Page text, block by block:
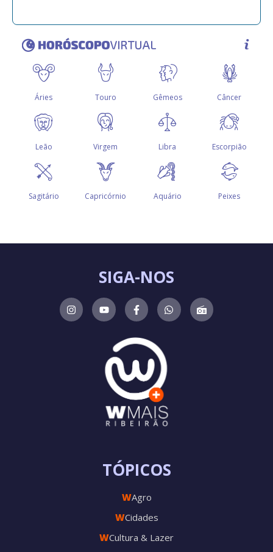
TÓPICOS
WAgro
WCidades
WCultura & Lazer
SIGA-NOS